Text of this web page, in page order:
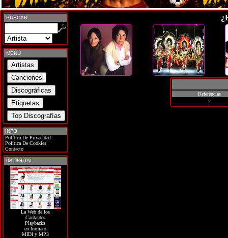
BUSCAR
MENÚ
INFO
Política De Privacidad
Política De Cookies
Contacto
IM DIGITAL
La Web de los
Cantantes
Playbacks
en formato
MIDI y MP3
Referencias
2